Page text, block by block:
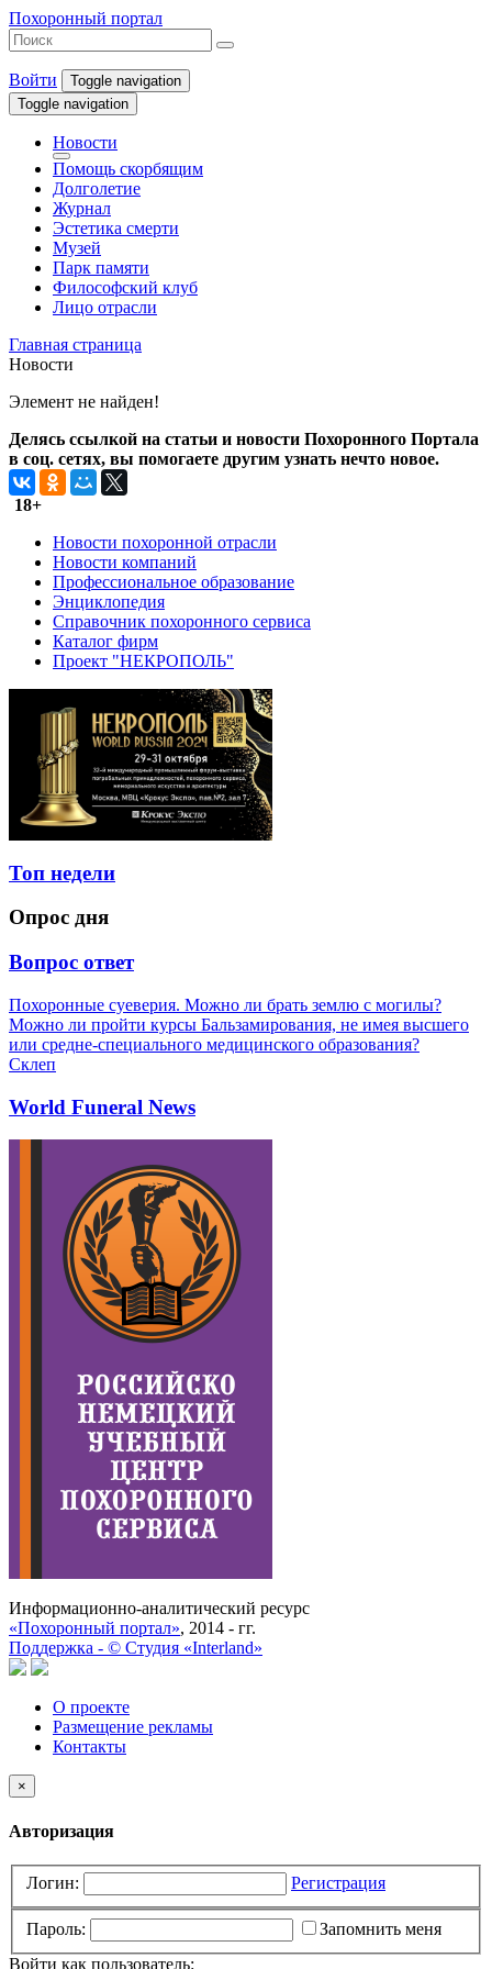
Похоронный портал
Войти
Toggle navigation
Toggle navigation
Новости
Помощь скорбящим
Долголетие
Журнал
Эстетика смерти
Музей
Парк памяти
Философский клуб
Лицо отрасли
Главная страница
Новости
Элемент не найден!
Делясь ссылкой на статьи и новости Похоронного Портала
в соц. сетях, вы помогаете другим узнать нечто новое.
18+
Новости похоронной отрасли
Новости компаний
Профессиональное образование
Энциклопедия
Справочник похоронного сервиса
Каталог фирм
Проект "НЕКРОПОЛЬ"
Топ недели
Опрос дня
Вопрос ответ
Похоронные суеверия. Можно ли брать землю с могилы?
Можно ли пройти курсы Бальзамирования, не имея высшего
или средне-специального медицинского образования?
Склеп
World Funeral News
Информационно-аналитический ресурс
«Похоронный портал», 2014 - гг.
Поддержка - © Cтудия «Interland»
О проекте
Размещение рекламы
Контакты
×
Авторизация
Логин: Регистрация
Пароль:
Запомнить меня
Войти как пользователь: